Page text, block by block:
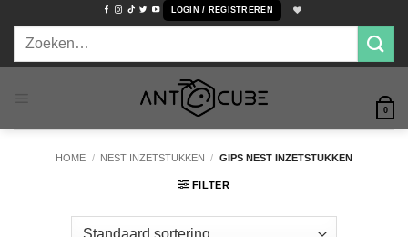
inhoud
LOGIN / REGISTREREN
Zoeken
0
HOME / NEST INZETSTUKKEN / GIPS NEST INZETSTUKKEN
FILTER